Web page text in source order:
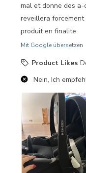
mal et donne des
reveillera
produit en finalite
Mit Google übersetzen
Product Likes
Nein, Ich